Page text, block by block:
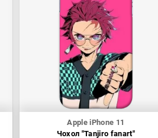
Apple iPhone 11
Чохол "Tanjiro fanart"